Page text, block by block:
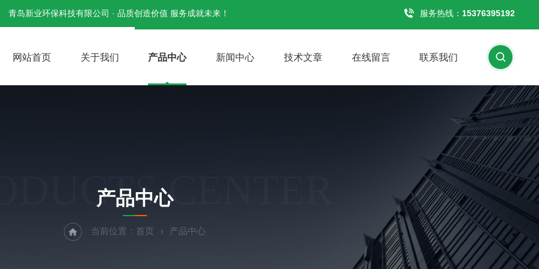
青岛新业环保科技有限公司 · 品质创造价值 服务成就未来！ 服务热线： 15376395192
网站首页 关于我们 产品中心 新闻中心 技术文章 在线留言 联系我们
CENTER
产品中心
当前位置： 首页 产品中心